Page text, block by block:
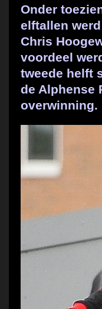
Onder
elftallen
Chris
voordeel
tweede helft
de Alphense
overwinning.